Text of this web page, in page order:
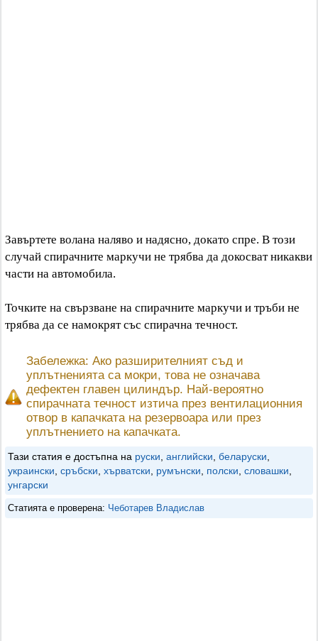
Завъртете волана наляво и надясно, докато спре. В този
случай спирачните маркучи не трябва да докосват никакви
части на автомобила.
Точките на свързване на спирачните маркучи и тръби не
трябва да се намокрят със спирачна течност.
Забележка: Ако разширителният съд и
уплътненията са мокри, това не означава
дефектен главен цилиндър. Най-вероятно
спирачната течност изтича през вентилационния
отвор в капачката на резервоара или през
уплътнението на капачката.
Тази статия е достъпна на руски английски беларуски
украински сръбски хърватски румънски полски словашки
унгарски
Статията е проверена: Чеботарев Владислав